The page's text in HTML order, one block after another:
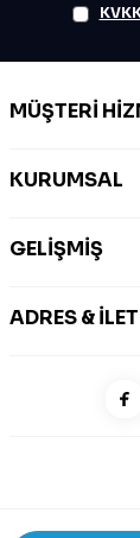
MÜŞTERI
KURUMSAL
GELIŞMIŞ
ADRES &